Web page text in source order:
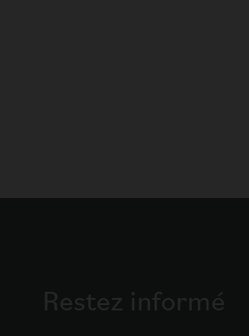
Restez informé